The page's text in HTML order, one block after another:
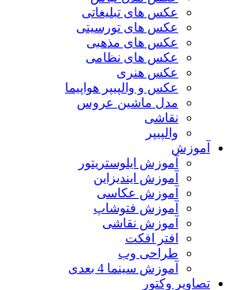
عکس های تبلیغاتی
عکس های تورسیتی
عکس های مذهبی
عکس های نظامی
عکس هنری
عکس و والپیپر هواپیما
مدل ماشین عروس
نقاشی
والپیپر
آموزش
آموزش ایلوستریتور
آموزش ایندیزاین
آموزش عکاسی
آموزش فتوشاپ
آموزش نقاشی
افتر افکت
طراحی وب
آموزش سینما 4 بعدی
تصاویر وکتور